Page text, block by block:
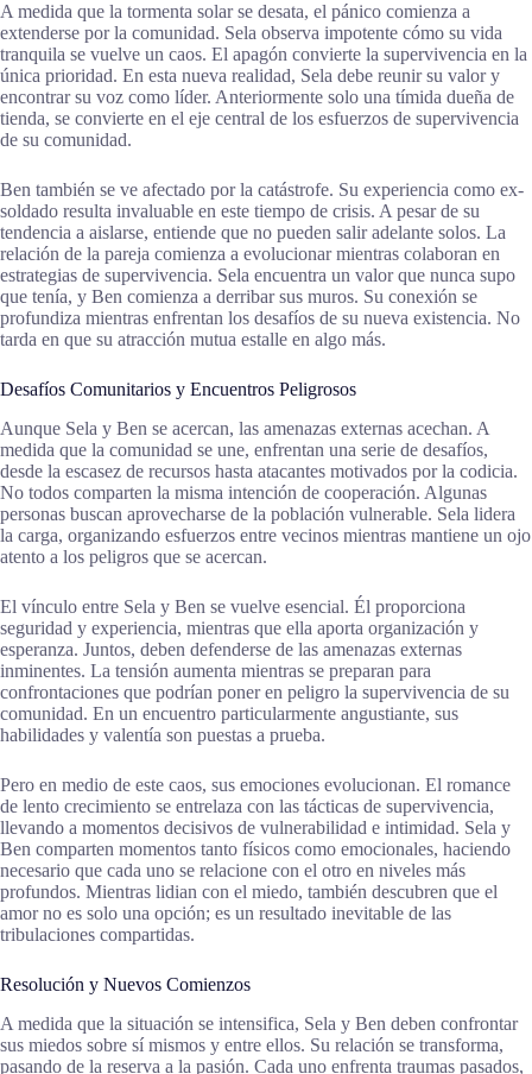
A medida que la tormenta solar se desata, el pánico comienza a
extenderse por la comunidad. Sela observa impotente cómo su vida
tranquila se vuelve un caos. El apagón convierte la supervivencia en la
única prioridad. En esta nueva realidad, Sela debe reunir su valor y
encontrar su voz como líder. Anteriormente solo una tímida dueña de
tienda, se convierte en el eje central de los esfuerzos de supervivencia
de su comunidad.
Ben también se ve afectado por la catástrofe. Su experiencia como ex-
soldado resulta invaluable en este tiempo de crisis. A pesar de su
tendencia a aislarse, entiende que no pueden salir adelante solos. La
relación de la pareja comienza a evolucionar mientras colaboran en
estrategias de supervivencia. Sela encuentra un valor que nunca supo
que tenía, y Ben comienza a derribar sus muros. Su conexión se
profundiza mientras enfrentan los desafíos de su nueva existencia. No
tarda en que su atracción mutua estalle en algo más.
Desafíos Comunitarios y Encuentros Peligrosos
Aunque Sela y Ben se acercan, las amenazas externas acechan. A
medida que la comunidad se une, enfrentan una serie de desafíos,
desde la escasez de recursos hasta atacantes motivados por la codicia.
No todos comparten la misma intención de cooperación. Algunas
personas buscan aprovecharse de la población vulnerable. Sela lidera
la carga, organizando esfuerzos entre vecinos mientras mantiene un ojo
atento a los peligros que se acercan.
El vínculo entre Sela y Ben se vuelve esencial. Él proporciona
seguridad y experiencia, mientras que ella aporta organización y
esperanza. Juntos, deben defenderse de las amenazas externas
inminentes. La tensión aumenta mientras se preparan para
confrontaciones que podrían poner en peligro la supervivencia de su
comunidad. En un encuentro particularmente angustiante, sus
habilidades y valentía son puestas a prueba.
Pero en medio de este caos, sus emociones evolucionan. El romance
de lento crecimiento se entrelaza con las tácticas de supervivencia,
llevando a momentos decisivos de vulnerabilidad e intimidad. Sela y
Ben comparten momentos tanto físicos como emocionales, haciendo
necesario que cada uno se relacione con el otro en niveles más
profundos. Mientras lidian con el miedo, también descubren que el
amor no es solo una opción; es un resultado inevitable de las
tribulaciones compartidas.
Resolución y Nuevos Comienzos
A medida que la situación se intensifica, Sela y Ben deben confrontar
sus miedos sobre sí mismos y entre ellos. Su relación se transforma,
pasando de la reserva a la pasión. Cada uno enfrenta traumas pasados,